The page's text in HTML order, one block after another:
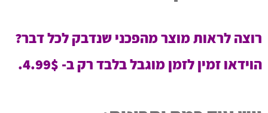
רוצה לראות מוצר מהפכני שנדבק לכל דבר?
הוידאו זמין לזמן מוגבל בלבד רק ב- 4.99$.